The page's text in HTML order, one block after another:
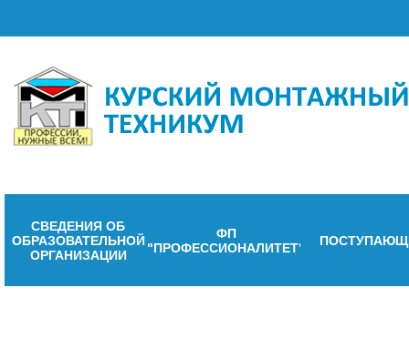
СВЕДЕНИЯ ОБ
ОБРАЗОВАТЕЛЬНОЙ
ОРГАНИЗАЦИИ
ФП
"ПРОФЕССИОНАЛИТЕТ"